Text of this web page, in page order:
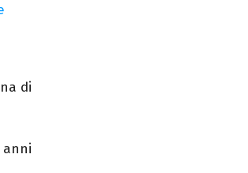
di
anni